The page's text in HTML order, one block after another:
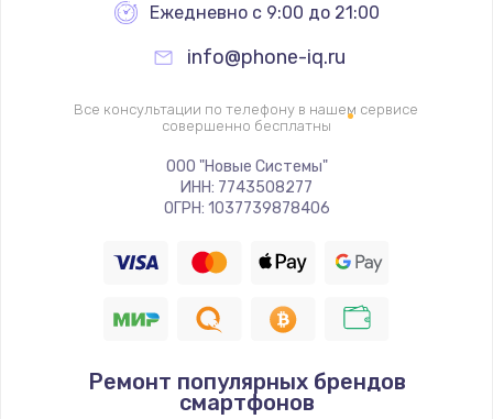
Заказать
Замена разъема питания телефона
Заказать
Замена антенного модуля телефона
635 руб.
Заказать
Замена Wi-Fi модуля телефона
545 руб.
Заказать
Ежедневно с 9:00 до 21:00
info@phone-iq.ru
Все консультации по телефону в нашем сервисе
совершенно бесплатны
ООО "Новые Системы"
ИНН: 7743508277
ОГРН: 1037739878406
Ремонт популярных брендов
смартфонов